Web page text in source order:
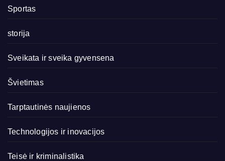
Sportas
storija
Sveikata ir sveika gyvensena
Švietimas
Tarptautinės naujienos
Technologijos ir inovacijos
Teisė ir kriminalistika